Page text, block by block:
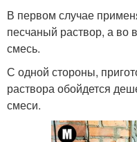
В первом случае
песчаный раствор, а во
смесь.
С одной стороны,
раствора обойдется
смеси.